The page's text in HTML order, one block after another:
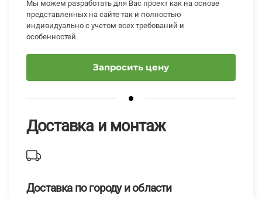
Мы можем разработать для Вас проект как на основе
представленных на сайте так и полностью
индивидуально с учетом всех требований и
особенностей.
Запросить цену
Доставка и монтаж
Доставка по городу и области